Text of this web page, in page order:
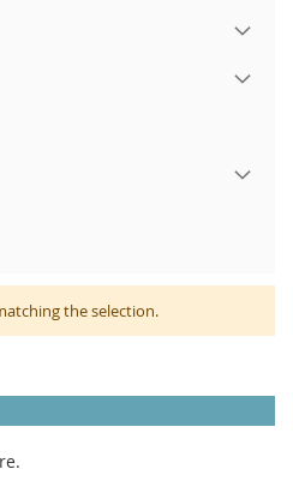
the selection.